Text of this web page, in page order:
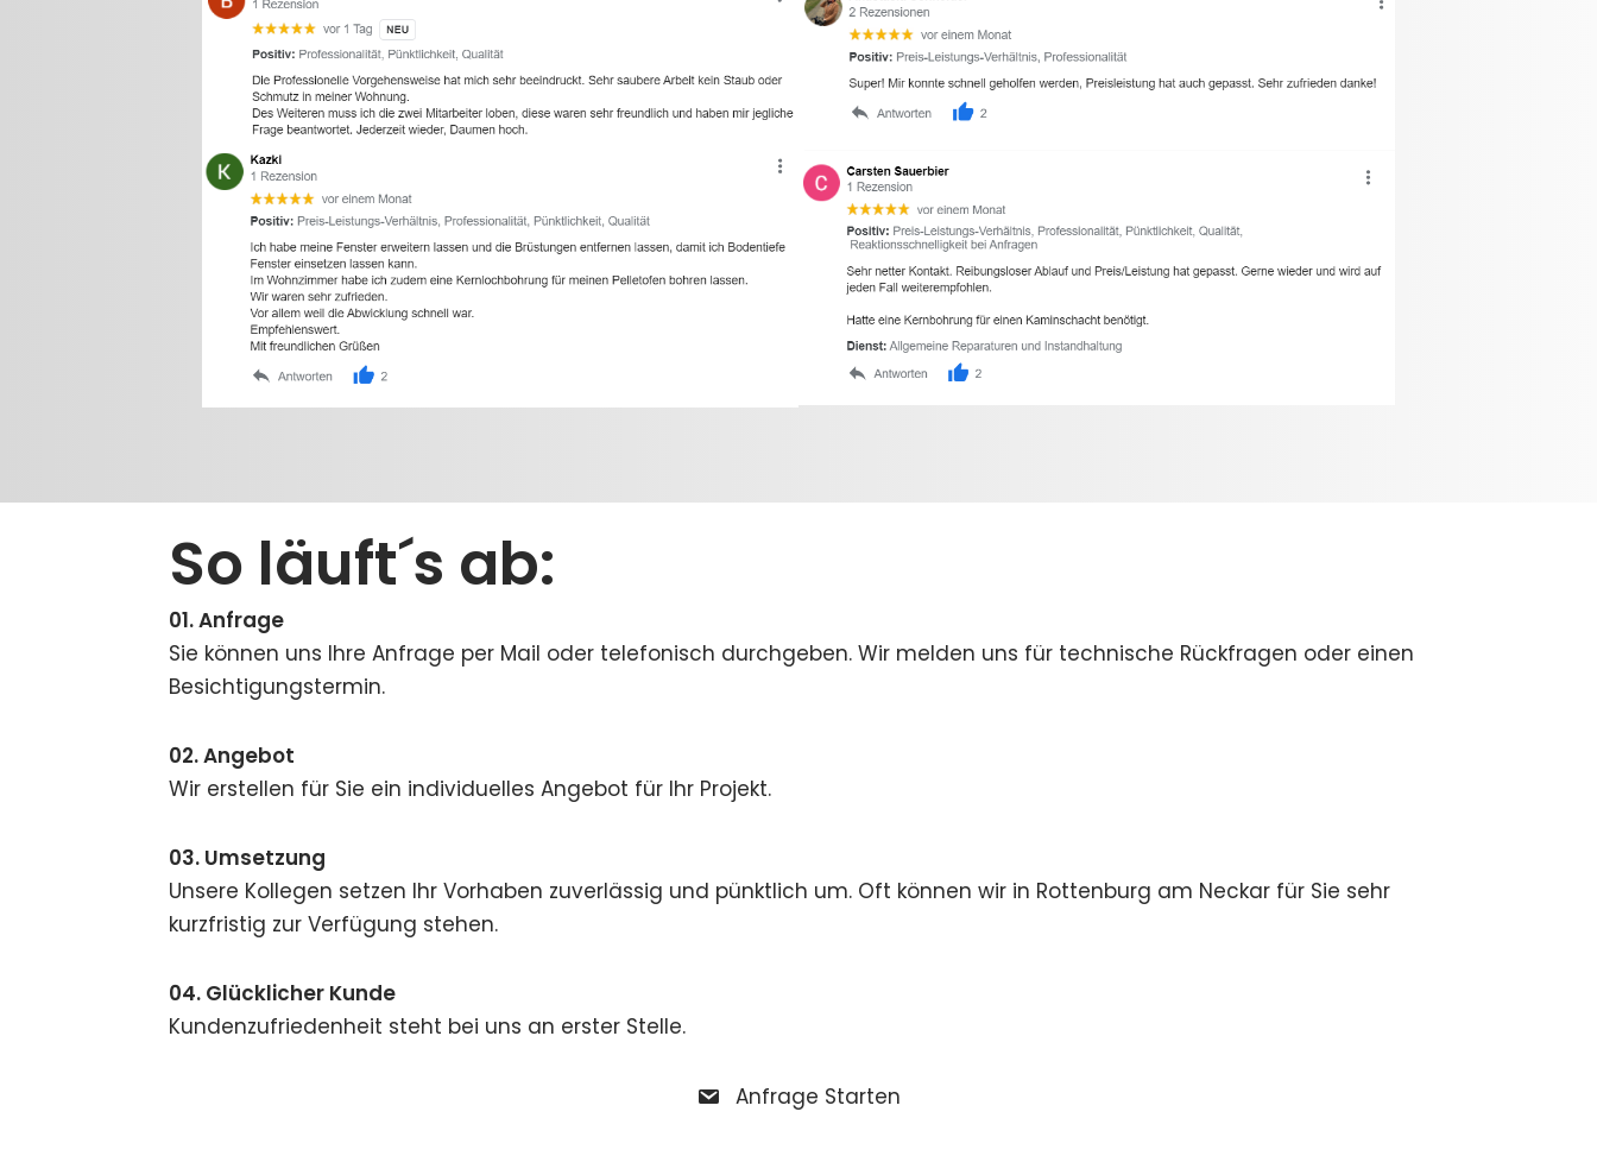
So läuft´s ab:
01. Anfrage
Sie können uns Ihre Anfrage per Mail oder telefonisch durchgeben. Wir melden uns für technische Rückfragen oder einen
Besichtigungstermin.
02. Angebot
Wir erstellen für Sie ein individuelles Angebot für Ihr Projekt.
03. Umsetzung
Unsere Kollegen setzen Ihr Vorhaben zuverlässig und pünktlich um. Oft können wir in Rottenburg am Neckar für Sie sehr
kurzfristig zur Verfügung stehen.
04. Glücklicher Kunde
Kundenzufriedenheit steht bei uns an erster Stelle.
Anfrage Starten